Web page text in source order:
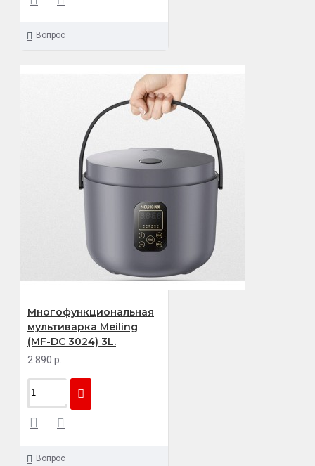
Вопрос
Многофункциональная
мультиварка Meiling
(MF-DC 3024) 3L.
2 890 р.
Вопрос